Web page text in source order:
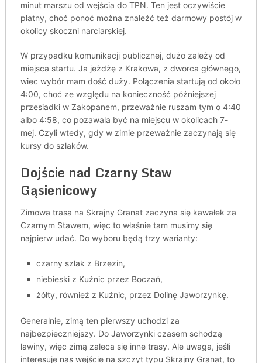
minut marszu od wejścia do TPN. Ten jest oczywiście
płatny, choć ponoć można znaleźć też darmowy postój w
okolicy skoczni narciarskiej.
W przypadku komunikacji publicznej, dużo zależy od
miejsca startu. Ja jeżdżę z Krakowa, z dworca głównego,
wiec wybór mam dość duży. Połączenia startują od około
4:00, choć ze względu na konieczność późniejszej
przesiadki w Zakopanem, przeważnie ruszam tym o 4:40
albo 4:58, co pozawala być na miejscu w okolicach 7-
mej. Czyli wtedy, gdy w zimie przeważnie zaczynają się
kursy do szlaków.
Dojście nad Czarny Staw
Gąsienicowy
Zimowa trasa na Skrajny Granat zaczyna się kawałek za
Czarnym Stawem, więc to właśnie tam musimy się
najpierw udać. Do wyboru będą trzy warianty:
czarny szlak z Brzezin,
niebieski z Kuźnic przez Boczań,
żółty, również z Kuźnic, przez Dolinę Jaworzynkę.
Generalnie, zimą ten pierwszy uchodzi za
najbezpieczniejszy. Do Jaworzynki czasem schodzą
lawiny, więc zimą zaleca się inne trasy. Ale uwaga, jeśli
interesuje nas wejście na szczyt typu Skrajny Granat, to